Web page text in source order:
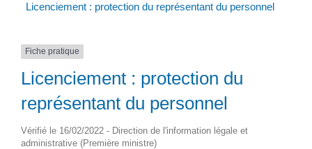
Licenciement : protection du représentant du personnel
Fiche pratique
Licenciement : protection du
représentant du personnel
Vérifié le 16/02/2022 - Direction de l'information légale et
administrative (Première ministre)